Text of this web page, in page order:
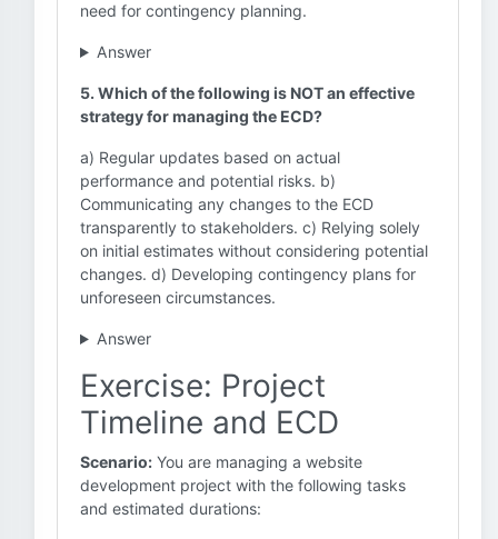
need for contingency planning.
Answer
5. Which of the following is NOT an effective
strategy for managing the ECD?
a) Regular updates based on actual
performance and potential risks. b)
Communicating any changes to the ECD
transparently to stakeholders. c) Relying solely
on initial estimates without considering potential
changes. d) Developing contingency plans for
unforeseen circumstances.
Answer
Exercise: Project
Timeline and ECD
Scenario: You are managing a website
development project with the following tasks
and estimated durations: